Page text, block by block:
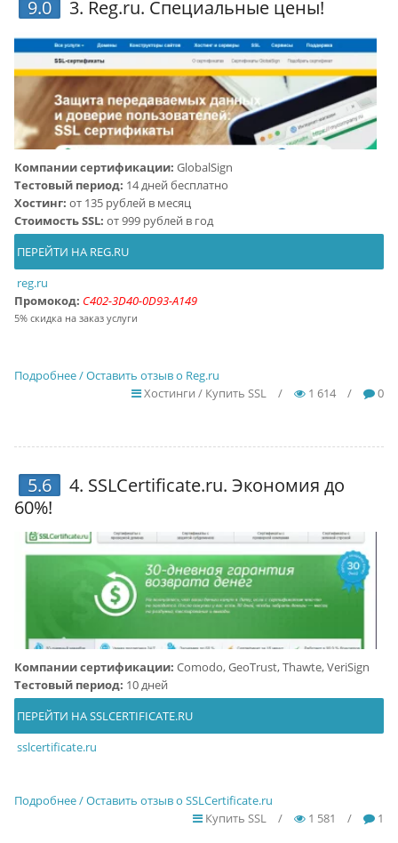
9.0 3. Reg.ru. Специальные цены!
Компании сертификации: GlobalSign
Тестовый период: 14 дней бесплатно
Хостинг: от 135 рублей в месяц
Стоимость SSL: от 999 рублей в год
ПЕРЕЙТИ НА REG.RU
reg.ru
Промокод: C402-3D40-0D93-A149
5% скидка на заказ услуги
Подробнее / Оставить отзыв о Reg.ru
Хостинги / Купить SSL
/ 1 614 / 0
5.6 4. SSLCertificate.ru. Экономия до
60%!
Компании сертификации: Comodo, GeoTrust, Thawte, VeriSign
Тестовый период: 10 дней
ПЕРЕЙТИ НА SSLCERTIFICATE.RU
sslcertificate.ru
Подробнее / Оставить отзыв о SSLCertificate.ru
Купить SSL
/ 1 581 / 1